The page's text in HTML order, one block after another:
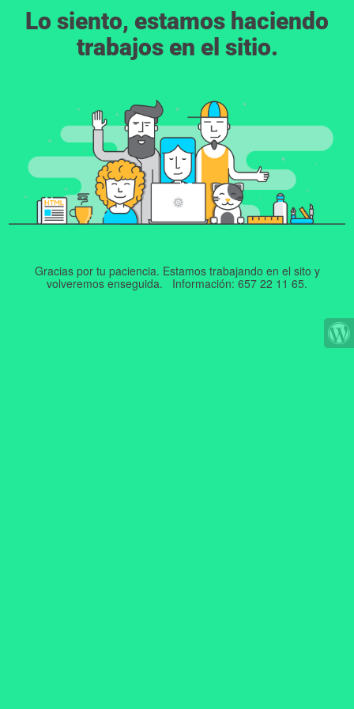
Lo siento, estamos haciendo
trabajos en el sitio.
Gracias por tu paciencia. Estamos trabajando en el sito y
volveremos enseguida. Información: 657 22 11 65.